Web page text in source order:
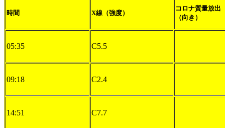
時間 X線（強度）
コロナ質量放出
（向き）
05:35 C5.5
09:18 C2.4
14:51 C7.7